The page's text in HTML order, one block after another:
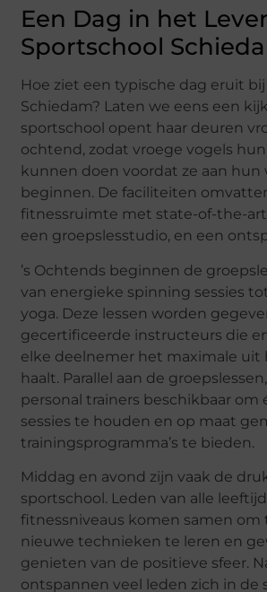
Een Dag in het
Sportschool
Hoe ziet een typische dag eruit
Schiedam? Laten we eens een
sportschool opent haar deuren
ochtend, zodat vroege vogels
kunnen doen voordat ze aan hun
beginnen. De faciliteiten
fitnessruimte met state-of-the-
een groepslesstudio, en een
’s Ochtends beginnen de
van energieke spinning sessies
yoga. Deze lessen worden
gecertificeerde instructeurs die
elke deelnemer het maximale uit
haalt. Parallel aan de
personal trainers beschikbaar om
sessies te houden en op maat
trainingsprogramma’s te bieden.
Middag en avond zijn vaak de
sportschool. Leden van alle
fitnessniveaus komen samen om
nieuwe technieken te leren en
genieten van de positieve sfeer.
ontspannen veel leden zich in de